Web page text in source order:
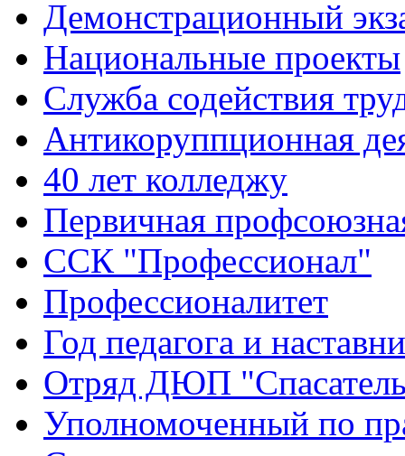
Демонстрационный
Национальные проекты
Служба содействия
Антикоруппционная
40 лет колледжу
Первичная
ССК "Профессионал"
Профессионалитет
Год педагога и
Отряд ДЮП
Уполномоченный по